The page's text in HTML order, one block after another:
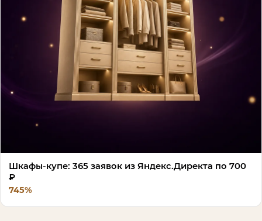
Шкафы-купе: 365 заявок из Яндекс.Директа по 700
₽
745%